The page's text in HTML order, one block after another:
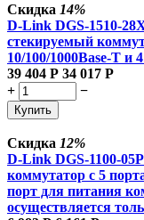
Скидка 14%
D-Link DGS-1510-
стекируемый
10/100/1000Base-T и
39 404 Р 34 017 Р
+
−
Купить
Скидка 12%
D-Link DGS-1100-
коммутатор с 5
порт для питания
осуществляется